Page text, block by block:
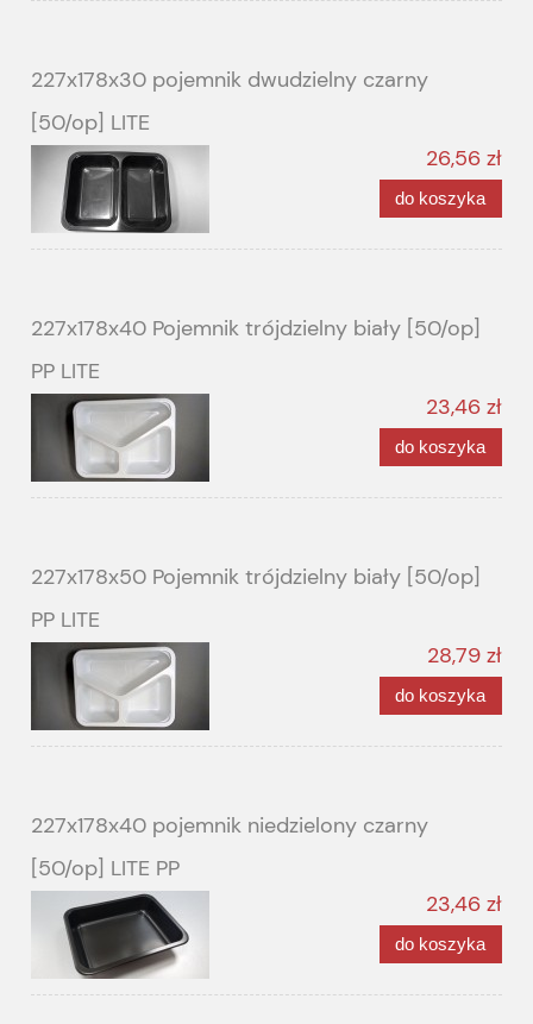
227x178x30 pojemnik dwudzielny czarny
[50/op] LITE
26,56 zł
do koszyka
227x178x40 Pojemnik trójdzielny biały [50/op]
PP LITE
23,46 zł
do koszyka
227x178x50 Pojemnik trójdzielny biały [50/op]
PP LITE
28,79 zł
do koszyka
227x178x40 pojemnik niedzielony czarny
[50/op] LITE PP
23,46 zł
do koszyka